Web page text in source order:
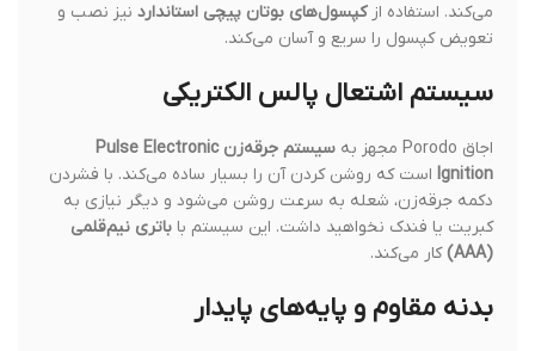
می‌کند. استفاده ازکپسول‌های بوتان پیچی استانداردنیز نصب و
تعویض کپسول را سریع و آسان می‌کند.
سیستم اشتعال پالس الکتریکی
سیستم جرقه‌زن Pulse Electronic
Ignitionاست که روشن کردن آن را بسیار ساده می‌کند. با فشردن
دکمه جرقه‌زن، شعله به سرعت روشن می‌شود و دیگر نیازی به
کبریت یا فندک نخواهید داشت. این سیستم باباتری نیم‌قلمی
کار می‌کند.
بدنه مقاوم و پایه‌های پایدار